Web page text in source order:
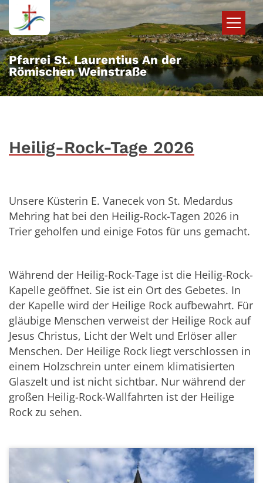
Zum Inhalt springen
Pfarrei St. Laurentius An der
Römischen Weinstraße
Heilig-Rock-Tage 2026
Unsere Küsterin E. Vanecek von St. Medardus
Mehring hat bei den Heilig-Rock-Tagen 2026 in
Trier geholfen und einige Fotos für uns gemacht.
Während der Heilig-Rock-Tage ist die Heilig-Rock-
Kapelle geöffnet. Sie ist ein Ort des Gebetes. In
der Kapelle wird der Heilige Rock aufbewahrt. Für
gläubige Menschen verweist der Heilige Rock auf
Jesus Christus, Licht der Welt und Erlöser aller
Menschen. Der Heilige Rock liegt verschlossen in
einem Holzschrein unter einem klimatisierten
Glaszelt und ist nicht sichtbar. Nur während der
großen Heilig-Rock-Wallfahrten ist der Heilige
Rock zu sehen.